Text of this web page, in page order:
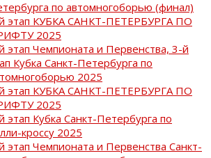
по автомногоборью (финал)
этап КУБКА САНКТ-ПЕТЕРБУРГА ПО
2025
этап Чемпионата и Первенства, 3-й
Кубка Санкт-Петербурга по
2025
этап КУБКА САНКТ-ПЕТЕРБУРГА ПО
2025
этап Кубка Санкт-Петербурга по
кроссу 2025
этап Чемпионата и Первенства Санкт-